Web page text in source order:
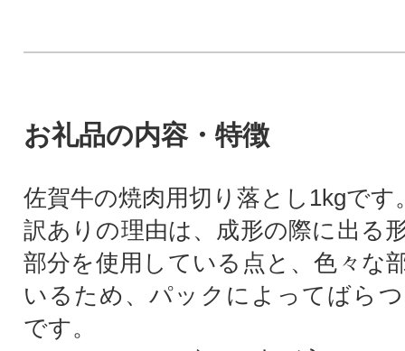
お礼品の内容・特徴
佐賀牛の焼肉用切り落とし1kgです
訳ありの理由は、成形の際に出る
部分を使用している点と、色々な
いるため、パックによってばら
です。